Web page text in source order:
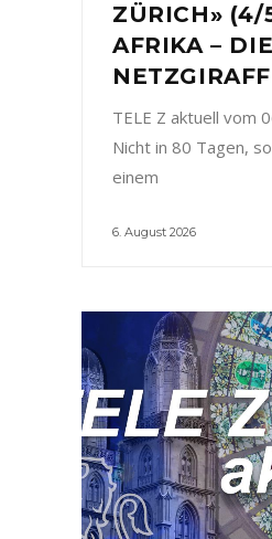
ZÜRICH» (4/
AFRIKA – DIE
TELE Z aktuell vom
Nicht in 80 Tagen,
einem
6. August 2026